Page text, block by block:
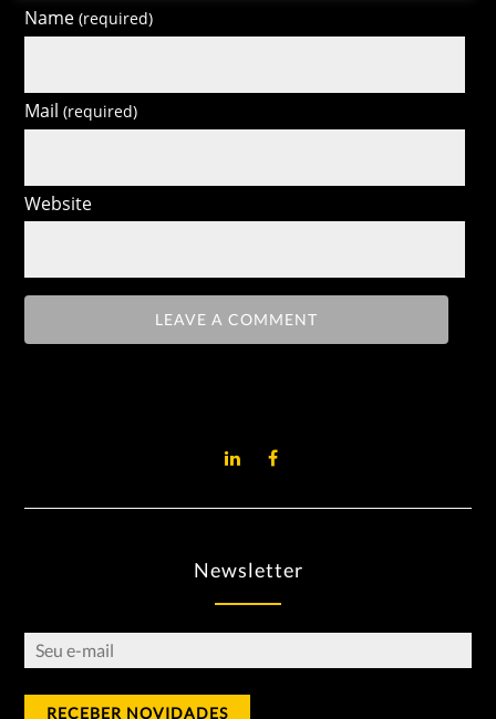
Name(required)
Mail(required)
Website
Newsletter